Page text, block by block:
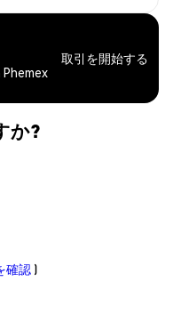
取引を開始する
か?
確認 )